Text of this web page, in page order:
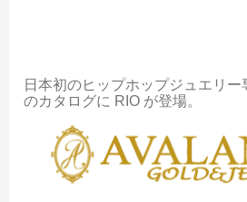
日本初のヒップホップジュエリ
のカタログに RIO が登場。